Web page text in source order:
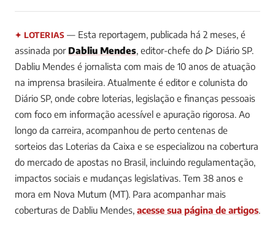
✦ LOTERIAS — Esta reportagem, publicada há 2 meses, é
assinada por Dabliu Mendes, editor-chefe do ▷ Diário SP.
Dabliu Mendes é jornalista com mais de 10 anos de atuação
na imprensa brasileira. Atualmente é editor e colunista do
Diário SP, onde cobre loterias, legislação e finanças pessoais
com foco em informação acessível e apuração rigorosa. Ao
longo da carreira, acompanhou de perto centenas de
sorteios das Loterias da Caixa e se especializou na cobertura
do mercado de apostas no Brasil, incluindo regulamentação,
impactos sociais e mudanças legislativas. Tem 38 anos e
mora em Nova Mutum (MT). Para acompanhar mais
coberturas de Dabliu Mendes, acesse sua página de artigos.